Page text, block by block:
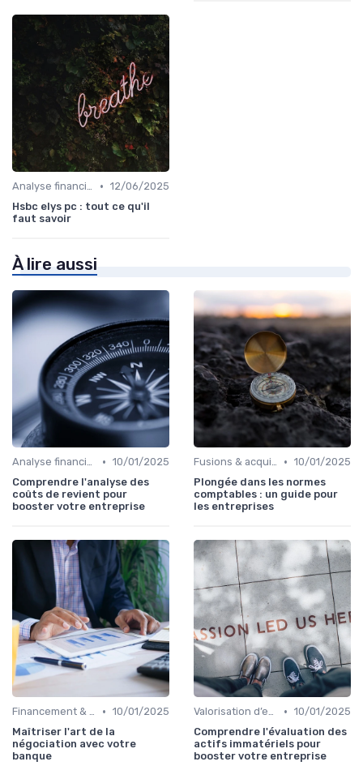
Analyse financière • 12/06/2025
Hsbc elys pc : tout ce qu'il
faut savoir
À lire aussi
Analyse financière • 10/01/2025
Comprendre l'analyse des
coûts de revient pour
booster votre entreprise
Fusions & acquisitions (M&A) • 10/01/2025
Plongée dans les normes
comptables : un guide pour
les entreprises
Financement & levées de fonds • 10/01/2025
Maîtriser l'art de la
négociation avec votre
banque
Valorisation d’entreprise • 10/01/2025
Comprendre l'évaluation des
actifs immatériels pour
booster votre entreprise